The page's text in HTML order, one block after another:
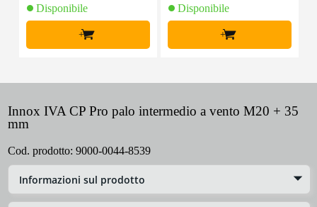
Disponibile
+
Disponibile
+
Innox IVA CP Pro palo intermedio a vento M20 + 35
mm
Cod. prodotto: 9000-0044-8539
Informazioni sul prodotto